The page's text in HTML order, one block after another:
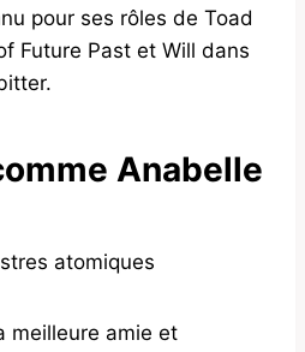
pour ses rôles de Toad
Future Past et Will dans
Anabelle
atomiques
meilleure amie et